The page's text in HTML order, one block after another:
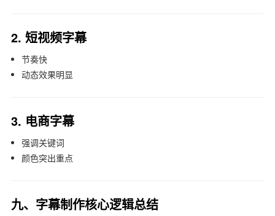
2. 短视频字幕
节奏快
动态效果明显
3. 电商字幕
强调关键词
颜色突出重点
九、字幕制作核心逻辑总结